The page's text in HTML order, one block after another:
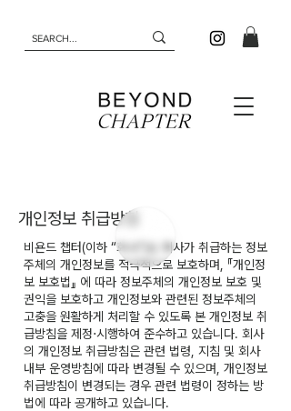
개인정보 취급방침
비욘드 챕터(이하 “회사”)는 회사가 취급하는 정보
주체의 개인정보를 적극적으로 보호하며, 『개인정
보 보호법』 에 따라 정보주체의 개인정보 보호 및
권익을 보호하고 개인정보와 관련된 정보주체의
고충을 원활하게 처리할 수 있도록 본 개인정보 취
급방침을 제정⋅시행하여 준수하고 있습니다. 회사
의 개인정보 취급방침은 관련 법령, 지침 및 회사
내부 운영방침에 따라 변경될 수 있으며, 개인정보
취급방침이 변경되는 경우 관련 법령이 정하는 방
법에 따라 공개하고 있습니다.